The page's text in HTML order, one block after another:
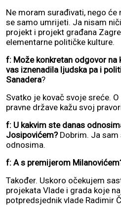
Ne moram surađivati, nego će
se samo umrijeti. Ja nisam
projekt i projekt građana
elementarne političke kulture.
f: Može konkretan odgovor na
vas iznenadila ljudska pa i
Sanadera?
Svatko je kovač svoje sreće.
pravne države kažu svoj
f: U kakvim ste danas
Josipovićem?Dobrim. Ja sam
odnosima.
f: A s premijerom
Također. Uskoro očekujem
projekata Vlade i grada koje
potpredsjednik vlade Radimir